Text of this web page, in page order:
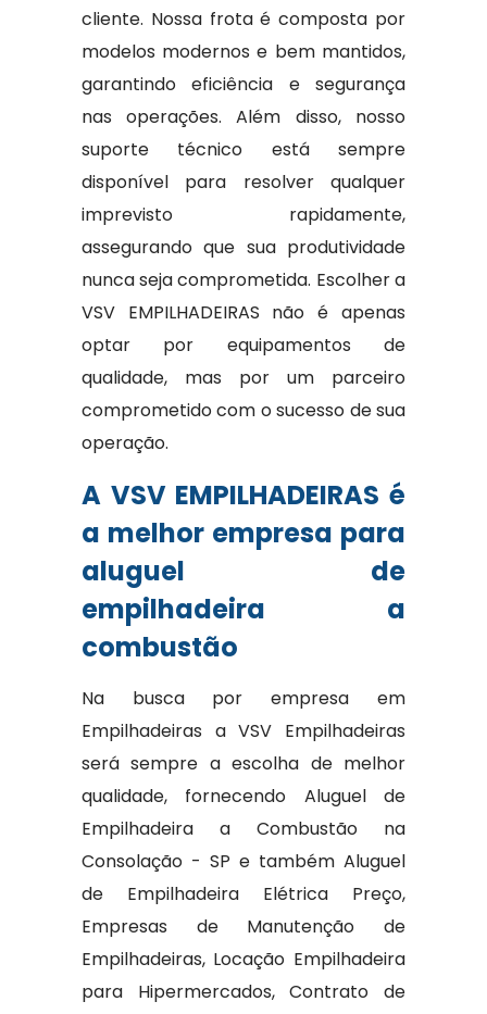
cliente. Nossa frota é composta por
modelos modernos e bem mantidos,
garantindo eficiência e segurança
nas operações. Além disso, nosso
suporte técnico está sempre
disponível para resolver qualquer
imprevisto rapidamente,
assegurando que sua produtividade
nunca seja comprometida. Escolher a
VSV EMPILHADEIRAS não é apenas
optar por equipamentos de
qualidade, mas por um parceiro
comprometido com o sucesso de sua
operação.
A VSV EMPILHADEIRAS é
a melhor empresa para
aluguel de
empilhadeira a
combustão
Na busca por empresa em
Empilhadeiras a VSV Empilhadeiras
será sempre a escolha de melhor
qualidade, fornecendo Aluguel de
Empilhadeira a Combustão na
Consolação - SP e também Aluguel
de Empilhadeira Elétrica Preço,
Empresas de Manutenção de
Empilhadeiras, Locação Empilhadeira
para Hipermercados, Contrato de